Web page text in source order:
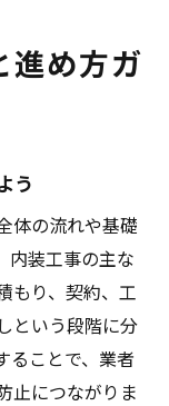
理ポイント
りやすく解
と工夫とは
敗例と対策
を解説
く理解しよ
べきなのか
進め方ガ
う
体の流れや基礎
内装工事の主な
もり、契約、工
という段階に分
ることで、業者
止につながりま